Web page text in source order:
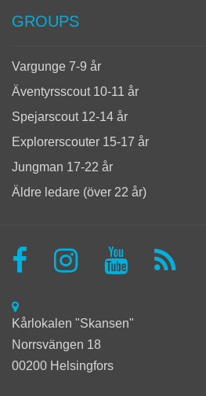
GROUPS
Vargunge 7-9 år
Äventyrsscout 10-11 år
Spejarscout 12-14 år
Explorerscouter 15-17 år
Jungman 17-22 år
Äldre ledare (över 22 år)
Kårlokalen "Skansen"
Norrsvängen 18
00200 Helsingfors